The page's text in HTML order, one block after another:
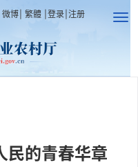
微博 繁體 登录 注册
民的青春华章